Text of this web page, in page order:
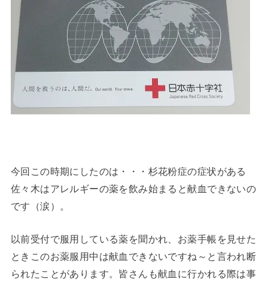
今回この時期にしたのは・・・杉花粉症の症状がある
佐々木はアレルギーの薬を飲み始まると献血できないの
です（涙）。
以前受付で服用している薬を聞かれ、お薬手帳を見せた
ときこのお薬服用中は献血できないですね～と言われ断
られたことがあります。皆さんも献血に行かれる際は事